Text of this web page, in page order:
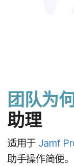
团队​为​
助理
适用​于 Jamf
助​手​操作​简便